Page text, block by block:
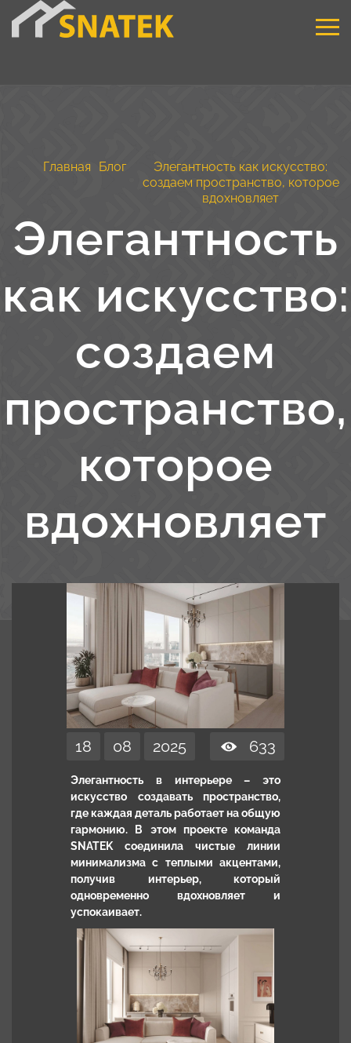
Главная Блог
Элегантность как искусство:
создаем пространство, которое
вдохновляет
Элегантность
как искусство:
создаем
пространство,
которое
вдохновляет
18 08 2025 633
Элегантность в интерьере – это
искусство создавать пространство,
где каждая деталь работает на общую
гармонию. В этом проекте команда
SNATEK соединила чистые линии
минимализма с теплыми акцентами,
получив интерьер, который
одновременно вдохновляет и
успокаивает.